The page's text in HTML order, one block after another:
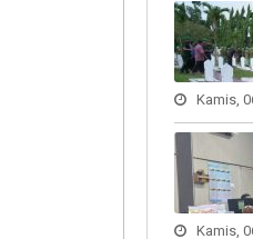
Kamis,
Kamis,